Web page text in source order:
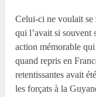
Celui-ci ne voulait se
qui l’avait si souvent
action mémorable
quand repris en
retentissantes avait
les forçats à la